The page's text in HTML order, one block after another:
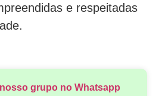
e respeitadas
grupo no Whatsapp